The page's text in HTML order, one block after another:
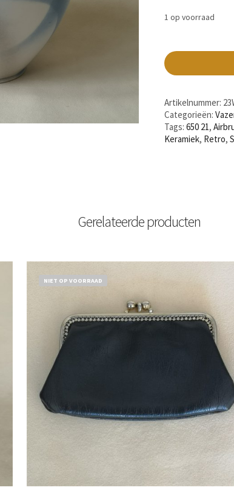
1 op voorraad
Artikelnummer:
Categorieën:
Tags:650 21,
Keramiek, Retro,
Gerelateerde producten
NIET OP VOORRAAD